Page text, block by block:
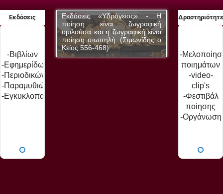
Εκδόσεις
-Βιβλίων
-Εφημερίδων
-Περιοδικών
-Παραμυθιών
-Εγκυκλοπαίδειας
- Η
ζωγραφική
Εκδόσεις «Υδρόγειος» - Η
ποίηση είναι ζωγραφική
ομιλούσα και η ζωγραφική είναι
ποίηση σιωπηλή. (Σιμωνίδης ο
Κείος 556-468)
Εκδόσεις
ποίηση
-
ποιημάτων
-video-
clip's
-Φεστιβάλ
ποίησης
-Οργάνωση
βιβλίων